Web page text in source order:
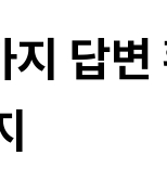
지 답변